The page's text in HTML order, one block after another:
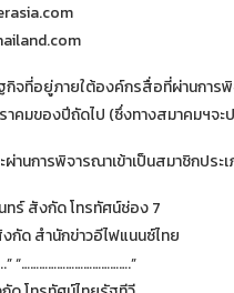
กิจที่อยู่ภายใต้องค์กรสื่อที่ผ่านการพิ
าคมของปีถัดไป (ซึ่งทางสมาคมฯจ
นการพิจารณาเข้าเป็นสมาชิกประ
ทร์ สังกัด โทรทัศน์ช่อง 7
ด สำนักข่าวอีไฟแนนซ์ไทย
“……………………………….”